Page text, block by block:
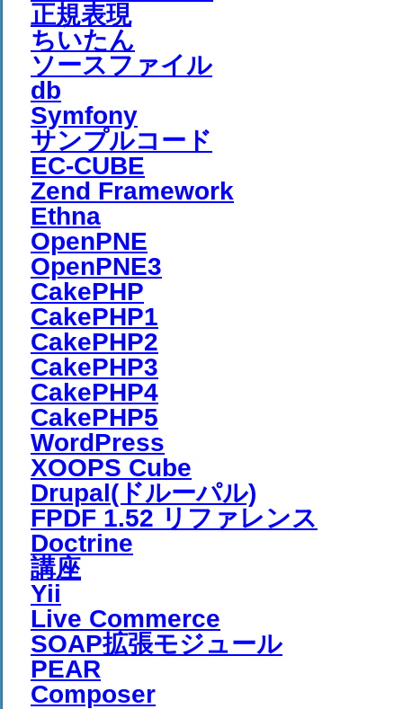
正規表現
ちいたん
ソースファイル
db
Symfony
サンプルコード
EC-CUBE
Zend Framework
Ethna
OpenPNE
OpenPNE3
CakePHP
CakePHP1
CakePHP2
CakePHP3
CakePHP4
CakePHP5
WordPress
XOOPS Cube
Drupal(ドルーパル)
FPDF 1.52 リファレンス
Doctrine
講座
Yii
Live Commerce
SOAP拡張モジュール
PEAR
Composer